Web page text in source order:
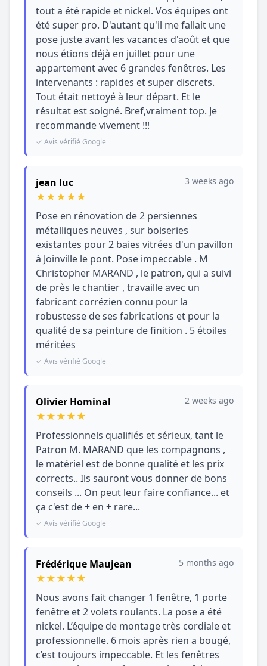
tout a été rapide et nickel. Vos équipes ont
été super pro. D'autant qu'il me fallait une
pose juste avant les vacances d'août et que
nous étions déjà en juillet pour une
appartement avec 6 grandes fenêtres. Les
intervenants : rapides et super discrets.
Tout était nettoyé à leur départ. Et le
résultat est soigné. Bref,vraiment top. Je
recommande vivement !!!
✓ Avis vérifié Google
jean luc
★★★★★
3 weeks ago
Pose en rénovation de 2 persiennes
métalliques neuves , sur boiseries
existantes pour 2 baies vitrées d'un pavillon
à Joinville le pont. Pose impeccable . M
Christopher MARAND , le patron, qui a suivi
de près le chantier , travaille avec un
fabricant corrézien connu pour la
robustesse de ses fabrications et pour la
qualité de sa peinture de finition . 5 étoiles
méritées
✓ Avis vérifié Google
Olivier Hominal
★★★★★
2 weeks ago
Professionnels qualifiés et sérieux, tant le
Patron M. MARAND que les compagnons ,
le matériel est de bonne qualité et les prix
corrects.. Ils sauront vous donner de bons
conseils ... On peut leur faire confiance... et
ça c'est de + en + rare...
✓ Avis vérifié Google
Frédérique Maujean
★★★★★
5 months ago
Nous avons fait changer 1 fenêtre, 1 porte
fenêtre et 2 volets roulants. La pose a été
nickel. L’équipe de montage très cordiale et
professionnelle. 6 mois après rien a bougé,
c’est toujours impeccable. Et les fenêtres